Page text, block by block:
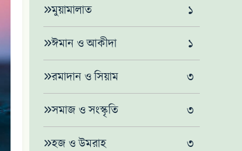
মুয়ামালাত ১
ঈমান ও আকীদা ১
রমাদান ও সিয়াম ৩
সমাজ ও সংস্কৃতি ৩
হজ ও উমরাহ ৩